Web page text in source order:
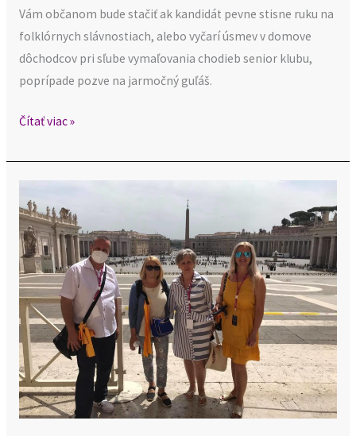
Vám občanom bude stačiť ak kandidát pevne stisne ruku na
folklórnych slávnostiach, alebo vyčarí úsmev v domove
dôchodcov pri sľube vymaľovania chodieb senior klubu,
poprípade pozve na jarmočný guľáš.
Čítať viac »
kontrolórka
a prázdniny
v
Ríme